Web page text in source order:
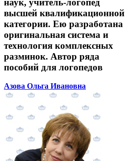
высшей квалификационной
категории. Ею разработана
оригинальная система и
технология комплексных
разминок. Автор ряда
пособий для логопедов
Азова Ольга Ивановна